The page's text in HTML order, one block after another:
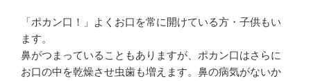
「ポカン口！」よくお口を常に開けている方・子供もい
ます。
鼻がつまっていることもありますが、ポカン口はさらに
お口の中を乾燥させ虫歯も増えます。鼻の病気がないか